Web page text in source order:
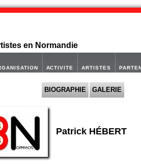
en Normandie
ACTIVITE ARTISTES
BIOGRAPHIE GALERIE
Patrick HÉBERT